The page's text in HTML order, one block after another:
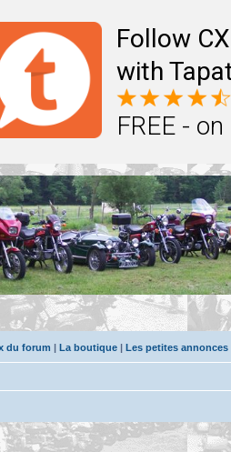
Follow
with
FREE -
du forum | La boutique | Les petites